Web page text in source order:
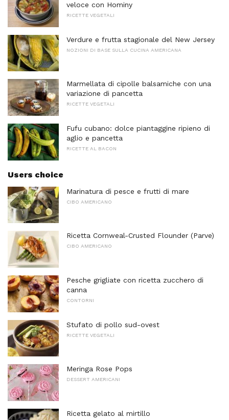
veloce con Hominy
RICETTE VEGETALI
Verdure e frutta stagionale del New Jersey
NOZIONI DI BASE SULLA CUCINA AMERICANA
Marmellata di cipolle balsamiche con una
variazione di pancetta
RICETTE VEGETALI
Fufu cubano: dolce piantaggine ripieno di
aglio e pancetta
RICETTE AL BACON
Users choice
Marinatura di pesce e frutti di mare
CIBO AMERICANO
Ricetta Cornweal-Crusted Flounder (Parve)
CIBO AMERICANO
Pesche grigliate con ricetta zucchero di
canna
CONTORNI
Stufato di pollo sud-ovest
RICETTE VEGETALI
Meringa Rose Pops
DESSERT AMERICANI
Ricetta gelato al mirtillo